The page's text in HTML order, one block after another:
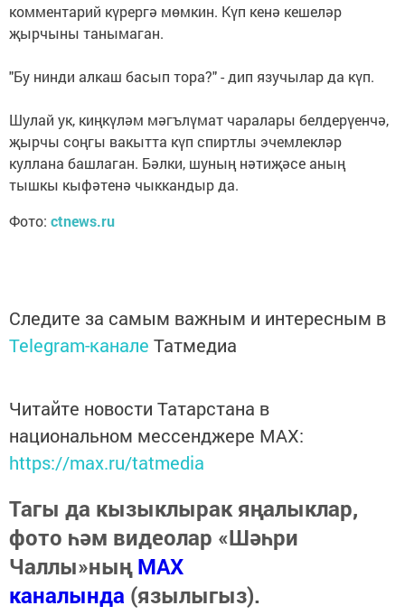
комментарий күрергә мөмкин. Күп кенә кешеләр
җырчыны танымаган.
"Бу нинди алкаш басып тора?" - дип язучылар да күп.
Шулай ук, киңкүләм мәгълүмат чаралары белдерүенчә,
җырчы соңгы вакытта күп спиртлы эчемлекләр
куллана башлаган. Бәлки, шуның нәтиҗәсе аның
тышкы кыфәтенә чыккандыр да.
Фото: ctnews.ru
Следите за самым важным и интересным в
Telegram-канале Татмедиа
Читайте новости Татарстана в
национальном мессенджере MАХ:
https://max.ru/tatmedia
Тагы да кызыклырак яңалыклар,
фото һәм видеолар «Шәһри
Чаллы»ныңMAX
каналында (язылыгыз).